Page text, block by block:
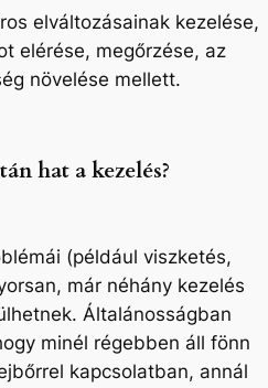
elváltozásainak kezelése,
elérése, megőrzése, az
növelése mellett.
hat a kezelés?
(például viszketés,
már néhány kezelés
Általánosságban
minél régebben áll fönn
kapcsolatban, annál